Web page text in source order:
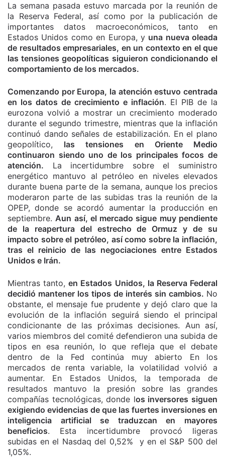
La semana pasada estuvo marcada por la reunión de
la Reserva Federal, así como por la publicación de
importantes datos macroeconómicos, tanto en
Estados Unidos como en Europa, y una nueva oleada
de resultados empresariales, en un contexto en el que
las tensiones geopolíticas siguieron condicionando el
comportamiento de los mercados.
Comenzando por Europa, la atención estuvo centrada
en los datos de crecimiento e inflación. El PIB de la
eurozona volvió a mostrar un crecimiento moderado
durante el segundo trimestre, mientras que la inflación
continuó dando señales de estabilización. En el plano
geopolítico, las tensiones en Oriente Medio
continuaron siendo uno de los principales focos de
atención. La incertidumbre sobre el suministro
energético mantuvo al petróleo en niveles elevados
durante buena parte de la semana, aunque los precios
moderaron parte de las subidas tras la reunión de la
OPEP, donde se acordó aumentar la producción en
septiembre.Aun así, el mercado sigue muy pendiente
de la reapertura del estrecho de Ormuz y de su
impacto sobre el petróleo, así como sobre la inflación,
tras el reinicio de las negociaciones entre Estados
Unidos e Irán.
Mientras tanto,en Estados Unidos, la Reserva Federal
decidió mantener los tipos de interés sin cambios. No
obstante, el mensaje fue prudente y dejó claro que la
evolución de la inflación seguirá siendo el principal
condicionante de las próximas decisiones. Aun así,
varios miembros del comité defendieron una subida de
tipos en esa reunión, lo que refleja que el debate
dentro de la Fed continúa muy abierto En los
mercados de renta variable, la volatilidad volvió a
aumentar. En Estados Unidos, la temporada de
resultados mantuvo la presión sobre las grandes
compañías tecnológicas, donde los inversores siguen
exigiendo evidencias de que las fuertes inversiones en
inteligencia artificial se traduzcan en mayores
beneficios. Esta incertidumbre provocó ligeras
subidas en el Nasdaq del 0,52% y en el S&P 500 del
1,05%.